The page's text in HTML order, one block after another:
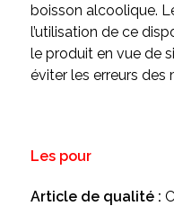
boisson alcoolique.
l’utilisation de ce
le produit en vue de
éviter les erreurs des
Les pour
Article de qualité :